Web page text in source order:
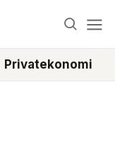
Privatekonomi